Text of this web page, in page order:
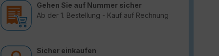
Gehen Sie auf Nummer sicher
Ab der 1. Bestellung - Kauf auf Rechnung
Sicher einkaufen